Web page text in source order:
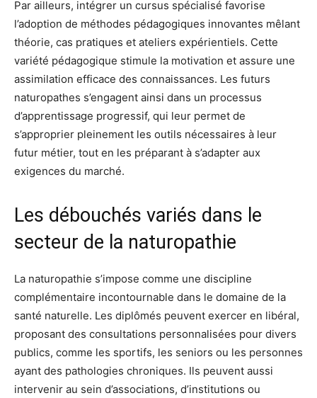
Par ailleurs, intégrer un cursus spécialisé favorise
l’adoption de méthodes pédagogiques innovantes mêlant
théorie, cas pratiques et ateliers expérientiels. Cette
variété pédagogique stimule la motivation et assure une
assimilation efficace des connaissances. Les futurs
naturopathes s’engagent ainsi dans un processus
d’apprentissage progressif, qui leur permet de
s’approprier pleinement les outils nécessaires à leur
futur métier, tout en les préparant à s’adapter aux
exigences du marché.
Les débouchés variés dans le
secteur de la naturopathie
La naturopathie s’impose comme une discipline
complémentaire incontournable dans le domaine de la
santé naturelle. Les diplômés peuvent exercer en libéral,
proposant des consultations personnalisées pour divers
publics, comme les sportifs, les seniors ou les personnes
ayant des pathologies chroniques. Ils peuvent aussi
intervenir au sein d’associations, d’institutions ou